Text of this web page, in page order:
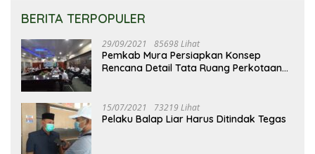
BERITA TERPOPULER
29/09/2021 85698 Lihat
Pemkab Mura Persiapkan Konsep
Rencana Detail Tata Ruang Perkotaan
15/07/2021 73219 Lihat
Pelaku Balap Liar Harus Ditindak Tegas